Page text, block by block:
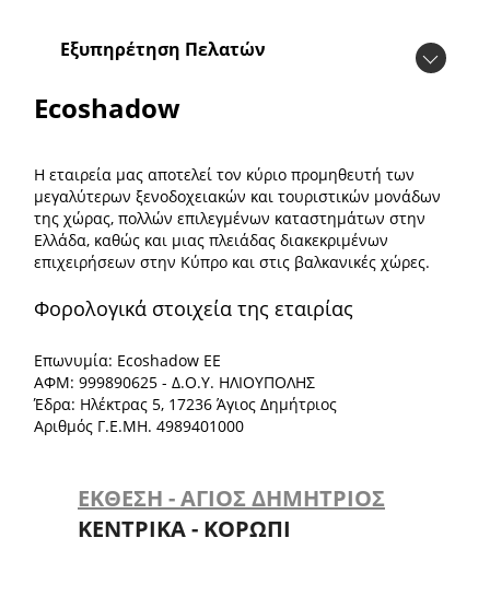
Εξυπηρέτηση Πελατών
Ecoshadow
Η εταιρεία μας αποτελεί τον κύριο προμηθευτή των
μεγαλύτερων ξενοδοχειακών και τουριστικών μονάδων
της χώρας, πολλών επιλεγμένων καταστημάτων στην
Ελλάδα, καθώς και μιας πλειάδας διακεκριμένων
επιχειρήσεων στην Κύπρο και στις βαλκανικές χώρες.
Φορολογικά στοιχεία της εταιρίας
Επωνυμία: Ecoshadow ΕΕ
ΑΦΜ: 999890625 - Δ.Ο.Υ. ΗΛΙΟΥΠΟΛΗΣ
Έδρα: Ηλέκτρας 5, 17236 Άγιος Δημήτριος
Αριθμός Γ.Ε.ΜΗ. 4989401000
ΕΚΘΕΣΗ - ΑΓΙΟΣ ΔΗΜΗΤΡΙΟΣ
ΚΕΝΤΡΙΚΑ - ΚΟΡΩΠΙ